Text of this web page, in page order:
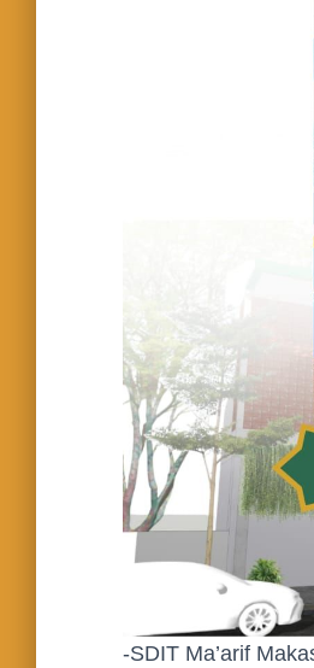
-SDIT Ma’arif